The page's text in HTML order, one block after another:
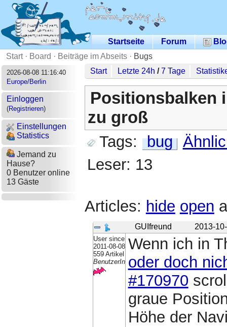
Startseite Forum
Start· Board · Beiträge im Abseits · Bugs
2026-08-08 11:16:40
Europe/Berlin
Einloggen
(Registrieren)
Einstellungen
Statistics
Jemand zu
Hause?
0 Benutzer online
13 Gäste
Start Letzte 24h /7 Tage
Positionsbalken
zu groß
Tags: bug
Leser: 13
Articles: hide open
GUIfreund 2013-
User since
2011-08-08
559 Artikel
BenutzerIn
Wenn ich in
oder doch
#170970
graue
Höhe der